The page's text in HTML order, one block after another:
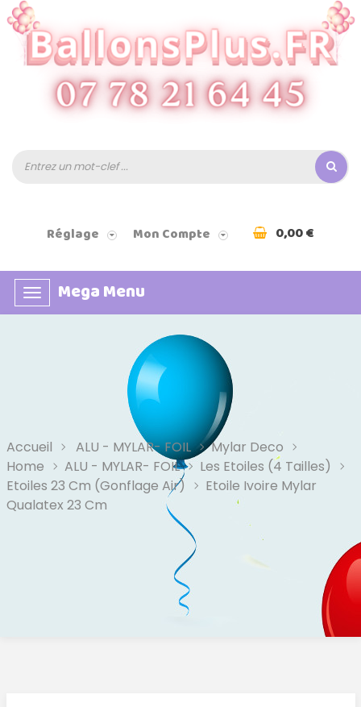
Réglage Mon Compte 0,00 €
Basculer
la
Mega Menu
Accueil ALU - MYLAR- FOIL
Mylar Deco
Home
ALU - MYLAR- FOIL
Les Etoiles (4 Tailles)
Etoiles 23 Cm (Gonflage Air)
Etoile Ivoire Mylar
Qualatex 23 Cm